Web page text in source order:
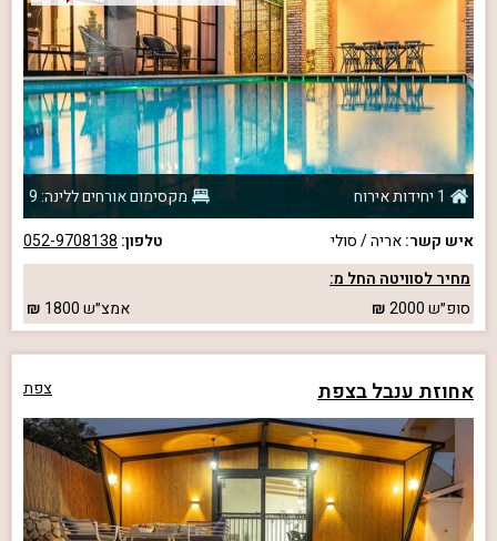
1 יחידות אירוח
מקסימום אורחים ללינה: 9
איש קשר:אריה / סולי טלפון: 052-9708138
מחיר לסוויטה החל מ:
סופ״ש2000 אמצ״ש1800
אחוזת ענבל בצפת צפת